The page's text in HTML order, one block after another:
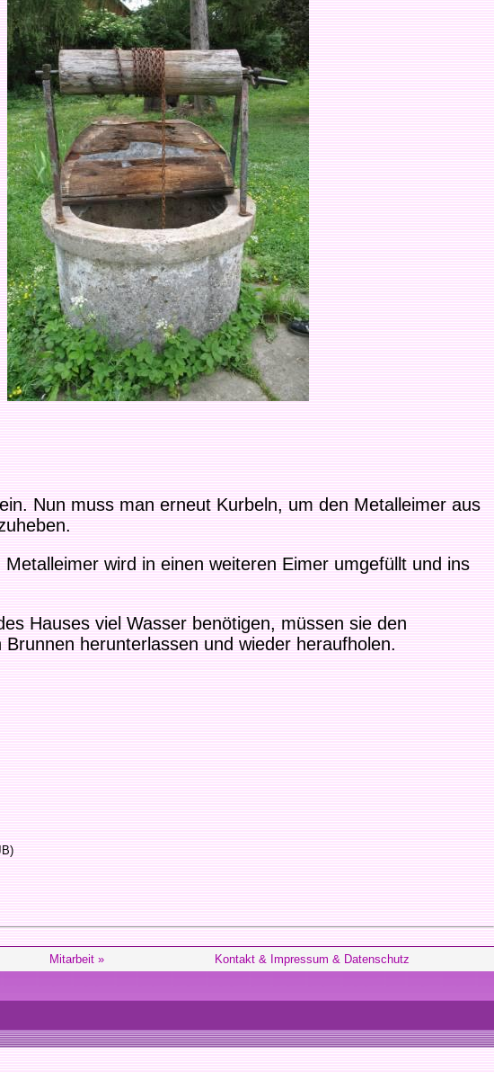
Nun muss man erneut Kurbeln, um den Metalleimer aus
wird in einen weiteren Eimer umgefüllt und ins
Hauses viel Wasser benötigen, müssen sie den
herunterlassen und wieder heraufholen.
Mitarbeit » Kontakt & Impressum & Datenschutz